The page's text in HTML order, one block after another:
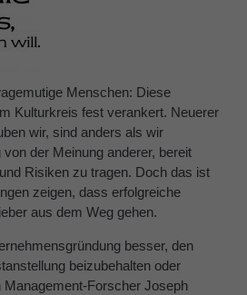
amet, consectetuer
eget dolor. Aenean massa.
et magnis dis parturient
mus. Donec quam felis,
Menschen: Diese
Kulturkreis fest verankert. Neuerer
wir, sind anders als wir
von der Meinung anderer, bereit
Risiken zu tragen. Doch das ist
zeigen, dass erfolgreiche
aus dem Weg gehen.
besser, den
beizubehalten oder
Management-Forscher Joseph